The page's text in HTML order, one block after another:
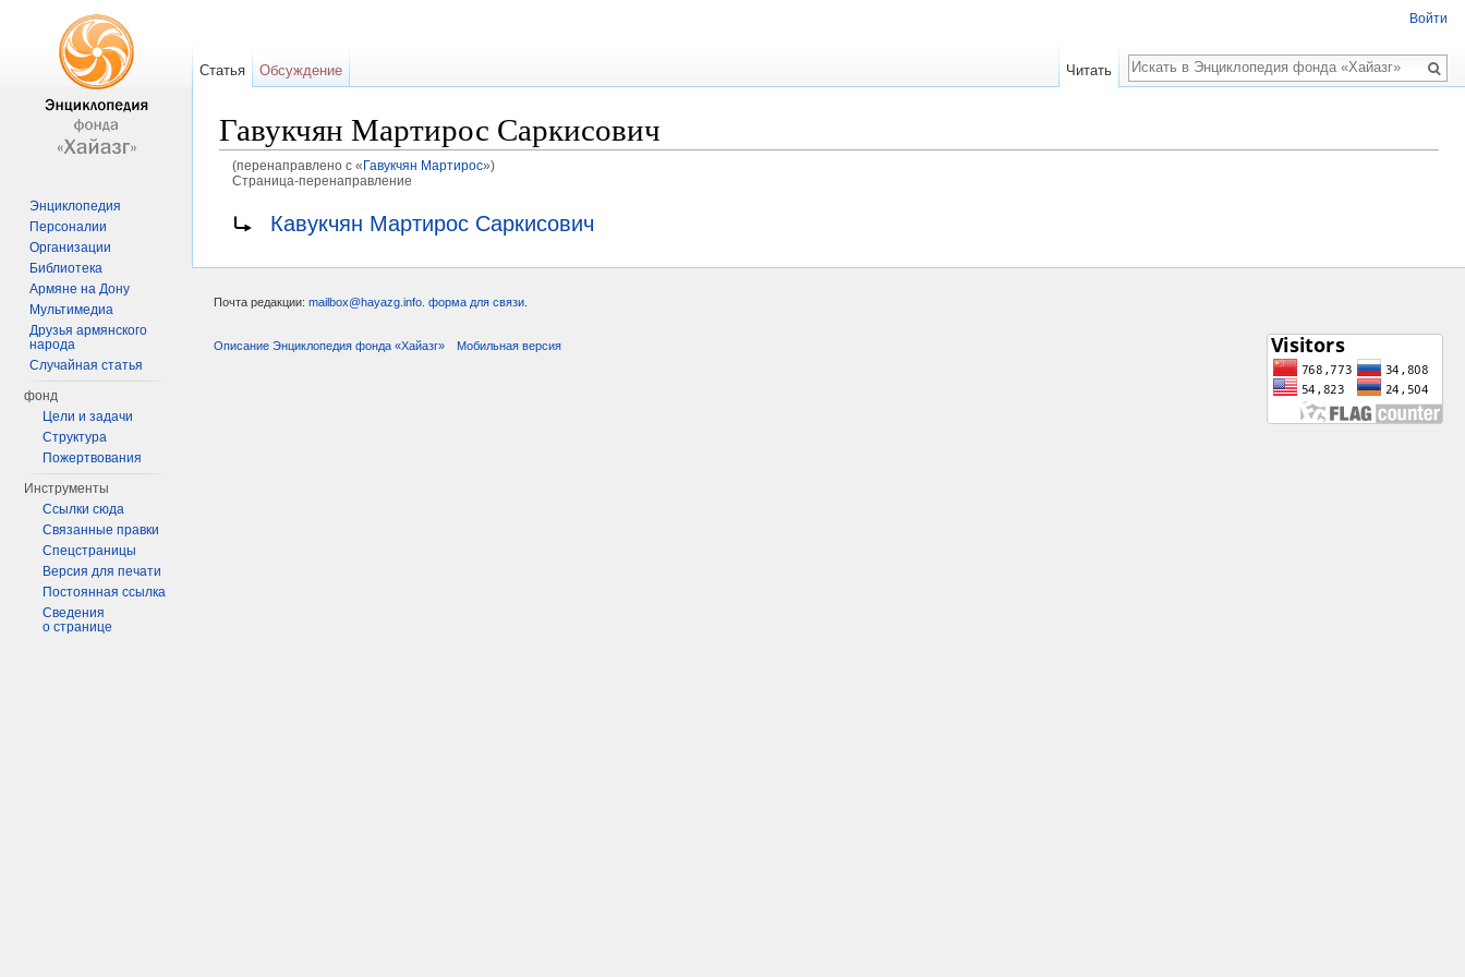
Гавукчян Мартирос Саркисович
(перенаправлено с « Гавукчян Мартирос»)
Страница-перенаправление
Перенаправление на:
Кавукчян Мартирос Саркисович
Войти
Статья Обсуждение Читать
Поиск
Энциклопедия
Персоналии
Организации
Библиотека
Армяне на Дону
Мультимедиа
Друзья армянского
народа
Случайная статья
фонд
Цели и задачи
Структура
Пожертвования
Инструменты
Ссылки сюда
Связанные правки
Спецстраницы
Версия для печати
Постоянная ссылка
Сведения
о странице
Почта редакции: mailbox@hayazg.info форма для связи
Описание Энциклопедия фонда «Хайазг» Мобильная версия